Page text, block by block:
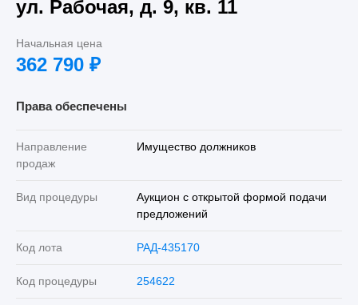
ул. Рабочая, д. 9, кв. 11
Начальная цена
362 790 ₽
Права обеспечены
Направление
продаж
Имущество должников
Вид процедуры
Аукцион с открытой формой подачи
предложений
Код лота РАД-435170
Код процедуры 254622